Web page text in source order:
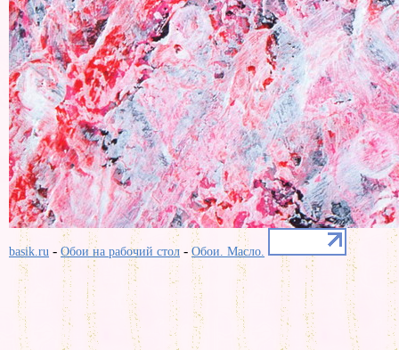
basik.ru - Обои на рабочий стол - Обои. Масло.